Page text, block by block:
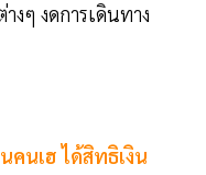
งๆ งดการเดินทาง
คนเฮ ได้สิทธิเงิน